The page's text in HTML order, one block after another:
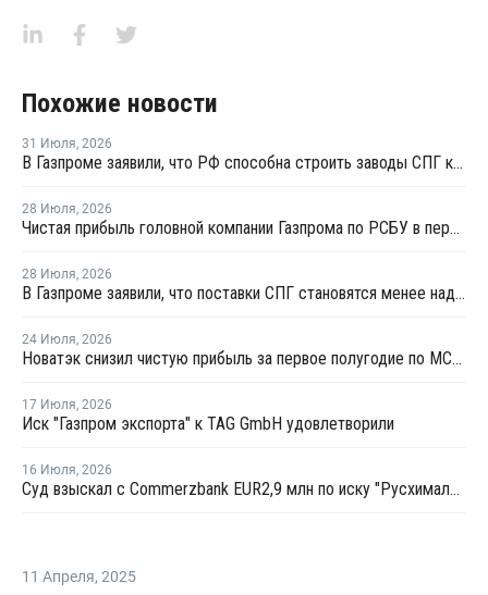
Похожие новости
31 Июля, 2026
В Газпроме заявили, что РФ способна строить заводы СПГ как у себя, так и за рубежом
28 Июля, 2026
Чистая прибыль головной компании Газпрома по РСБУ в первом полугодии составила 78 млрд рублей
28 Июля, 2026
В Газпроме заявили, что поставки СПГ становятся менее надежным способом газоснабжения
24 Июля, 2026
Новатэк снизил чистую прибыль за первое полугодие по МСФО на 3,1%
17 Июля, 2026
Иск "Газпром экспорта" к TAG GmbH удовлетворили
16 Июля, 2026
Суд взыскал с Commerzbank EUR2,9 млн по иску "Русхимальянса"
11 Апреля, 2025